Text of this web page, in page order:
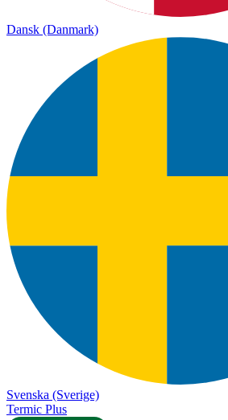
Dansk (Danmark)
Svenska (Sverige)
Termic Plus